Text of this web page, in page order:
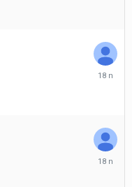
Tháng
Tháng